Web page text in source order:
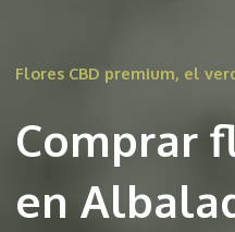
Flores CBD premium, el
Comprar
en